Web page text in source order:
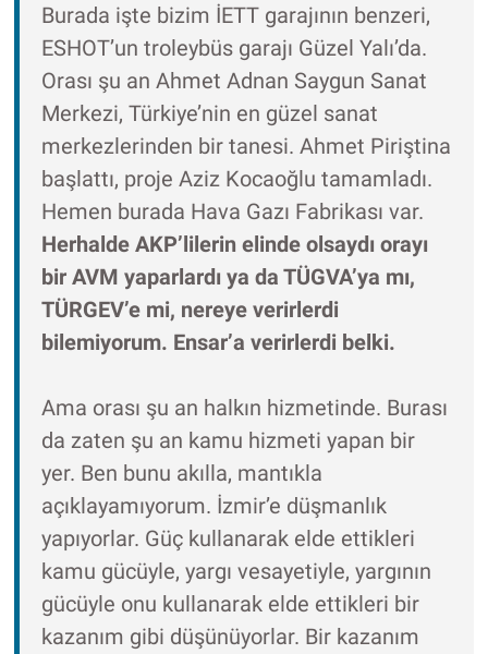
Burada işte bizim İETT garajının benzeri,
ESHOT’un troleybüs garajı Güzel Yalı’da.
Orası şu an Ahmet Adnan Saygun Sanat
Merkezi, Türkiye’nin en güzel sanat
merkezlerinden bir tanesi. Ahmet Piriştina
başlattı, proje Aziz Kocaoğlu tamamladı.
Hemen burada Hava Gazı Fabrikası var.
Herhalde AKP’lilerin elinde olsaydı orayı
bir AVM yaparlardı ya da TÜGVA’ya mı,
TÜRGEV’e mi, nereye verirlerdi
bilemiyorum. Ensar’a verirlerdi belki.
Ama orası şu an halkın hizmetinde. Burası
da zaten şu an kamu hizmeti yapan bir
yer. Ben bunu akılla, mantıkla
açıklayamıyorum. İzmir’e düşmanlık
yapıyorlar. Güç kullanarak elde ettikleri
kamu gücüyle, yargı vesayetiyle, yargının
gücüyle onu kullanarak elde ettikleri bir
kazanım gibi düşünüyorlar. Bir kazanım